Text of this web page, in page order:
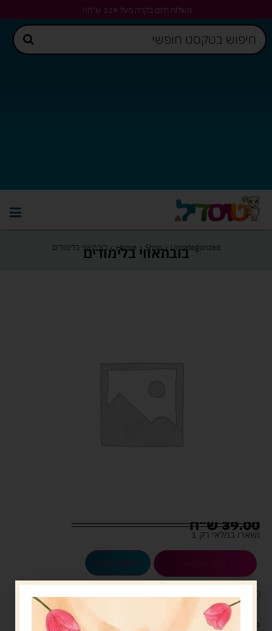
משלוח חינם בקניה מעל 329 ש"ח!!
Home >Shop>Uncategorized
>בובתאווי בלימודיםבובתאווי בלימודים
39.00ש"ח
נשארו במלאי רק 1
הוספה לסל
לארוז את המוצר באריזת מתנה5.00 ש"ח ?
מעל 329 ש"ח, משלוח עם שליח עד הבית חינם! – 0 ₪